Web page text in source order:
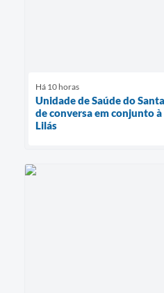
Há 10 horas
Unidade de Saúde do
de conversa em conjunto
Lilás